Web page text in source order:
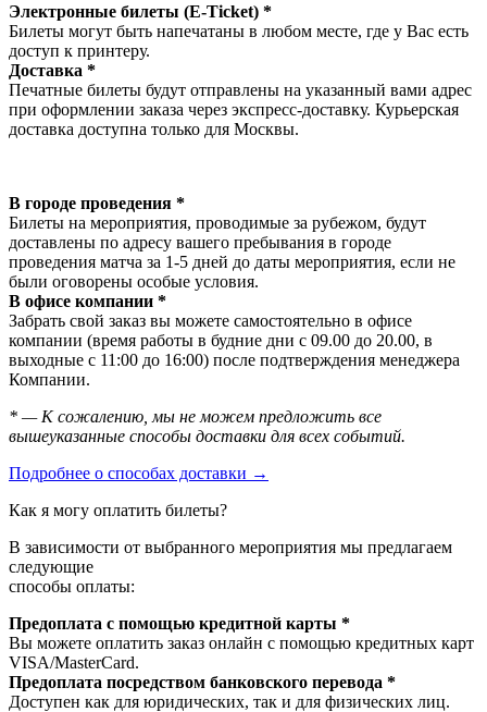
Электронные билеты (E-Ticket) *
Билеты могут быть напечатаны в любом месте, где у Вас есть
доступ к принтеру.
Доставка *
Печатные билеты будут отправлены на указанный вами адрес
при оформлении заказа через экспресс-доставку. Курьерская
доставка доступна только для Москвы.
В городе проведения *
Билеты на мероприятия, проводимые за рубежом, будут
доставлены по адресу вашего пребывания в городе
проведения матча за 1-5 дней до даты мероприятия, если не
были оговорены особые условия.
В офисе компании *
Забрать свой заказ вы можете самостоятельно в офисе
компании (время работы в будние дни с 09.00 до 20.00, в
выходные с 11:00 до 16:00) после подтверждения менеджера
Компании.
* — К сожалению, мы не можем предложить все
вышеуказанные способы доставки для всех событий.
Подробнее о способах доставки →
Как я могу оплатить билеты?
В зависимости от выбранного мероприятия мы предлагаем
следующие
способы оплаты:
Предоплата с помощью кредитной карты *
Вы можете оплатить заказ онлайн с помощью кредитных карт
VISA/MasterСard.
Предоплата посредством банковского перевода *
Доступен как для юридических, так и для физических лиц.